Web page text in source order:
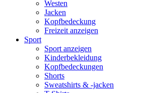
Westen
Jacken
Kopfbedeckung
Freizeit anzeigen
Sport
Sport anzeigen
Kinderbekleidung
Kopfbedeckungen
Shorts
Sweatshirts & -jacken